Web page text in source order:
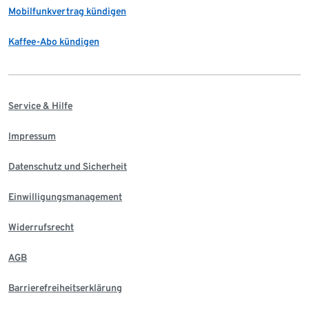
Mobilfunkvertrag kündigen
Kaffee-Abo kündigen
Service & Hilfe
Impressum
Datenschutz und Sicherheit
Einwilligungsmanagement
Widerrufsrecht
AGB
Barrierefreiheitserklärung